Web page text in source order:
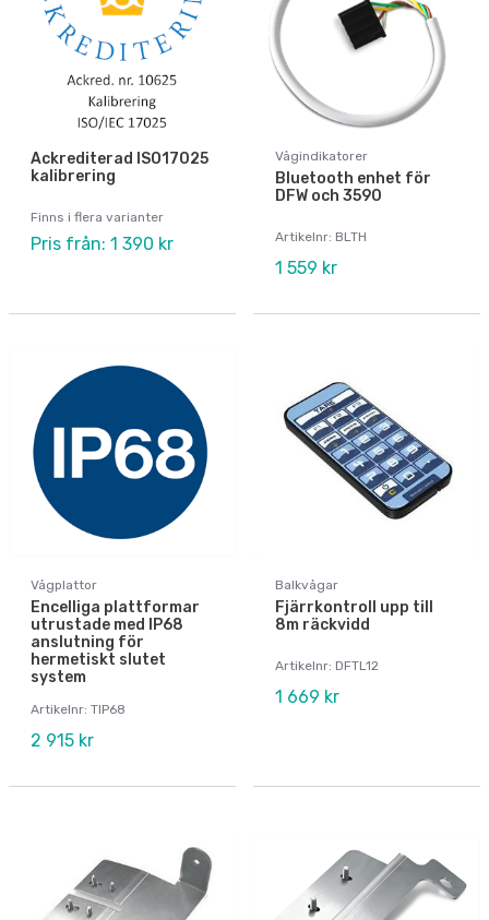
Ackrediterad ISO17025
kalibrering
Finns i flera varianter
Pris från: 1 390 kr
Vågindikatorer
Bluetooth enhet för
DFW och 3590
Artikelnr: BLTH
1 559 kr
Vågplattor
Encelliga plattformar
utrustade med IP68
anslutning för
hermetiskt slutet
system
Artikelnr: TIP68
2 915 kr
Balkvågar
Fjärrkontroll upp till
8m räckvidd
Artikelnr: DFTL12
1 669 kr